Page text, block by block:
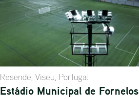
Resende, Viseu, Portugal
Estádio Municipal de Fornelos